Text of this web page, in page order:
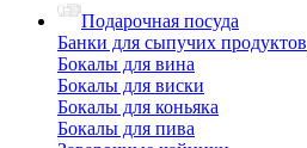
Подарочная посуда
Банки для сыпучих продуктов
Бокалы для вина
Бокалы для виски
Бокалы для коньяка
Бокалы для пива